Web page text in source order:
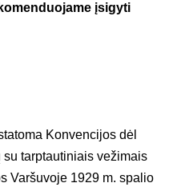
įsigyti
Konvencijos dėl
tarptautiniais vežimais
Varšuvoje 1929 m. spalio